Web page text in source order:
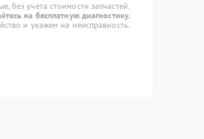
без учета стоимости запчастей.
на бесплатную диагностику.
и укажем на неисправность.